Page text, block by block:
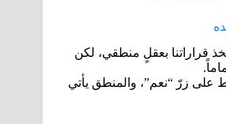
قراراتنا بعقلٍ منطقي، لكن
على زرّ “نعم”، والمنطق يأتي